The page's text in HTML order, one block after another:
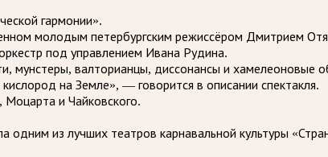
гармонии».
молодым петербургским режиссёром Дмитрием
под управлением Ивана Рудина.
мунстеры, валторианцы, диссонансы и хамелеоновые
на Земле», — говорится в описании спектакля.
и Чайковского.
из лучших театров карнавальной культуры